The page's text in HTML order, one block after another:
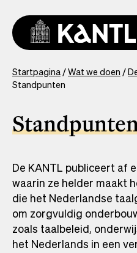
naar
inhoud
gaan
You
are
Startpagina Wat we doen
Standpunten
De KANTL publiceert af
waarin ze helder maakt
die het Nederlandse
om zorgvuldig
zoals taalbeleid,
het Nederlands in een